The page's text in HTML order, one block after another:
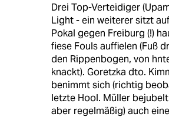
Drei Top-Verteidiger
Light - ein weiterer sitzt
Pokal gegen Freiburg (!)
fiese Fouls auffielen (Fuß
den Rippenbogen, von
knackt). Goretzka dto.
benimmt sich (richtig
letzte Hool. Müller
aber regelmäßig) auch